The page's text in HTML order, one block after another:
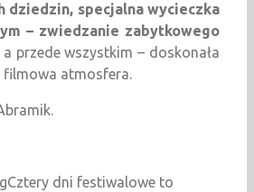
dziedzin, specjalna wycieczka
– zwiedzanie zabytkowego
a przede wszystkim – doskonała
filmowa atmosfera.
dni festiwalowe to